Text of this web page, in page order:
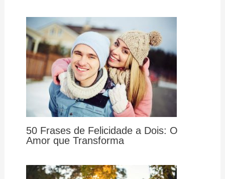
50 Frases de Felicidade a Dois: O
Amor que Transforma